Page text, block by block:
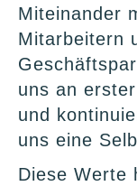
Miteinander
Mitarbeitern
uns an
und
uns eine
Diese Werte